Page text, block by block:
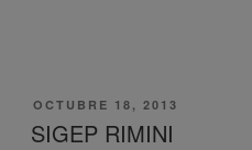
PUBLICADO
EL
OCTUBRE 18, 2013
SIGEP RIMINI